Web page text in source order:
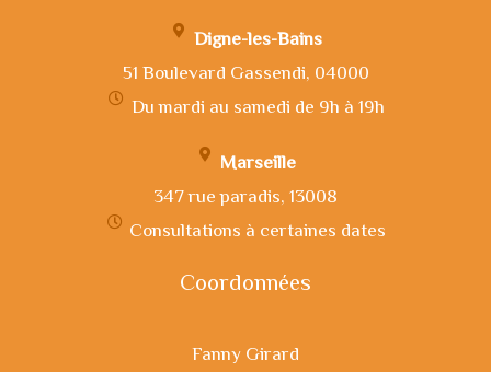
Digne-les-Bains
51 Boulevard Gassendi, 04000
Du mardi au samedi de 9h à 19h
Marseille
347 rue paradis, 13008
Consultations à certaines dates
Coordonnées
Fanny Girard